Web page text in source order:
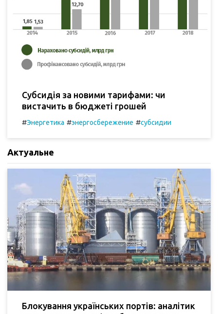
Субсидія за новими тарифами: чи
вистачить в бюджеті грошей
#Энергетика #энергосбережение #субсидии
Актуальне
Блокування українських портів: аналітик